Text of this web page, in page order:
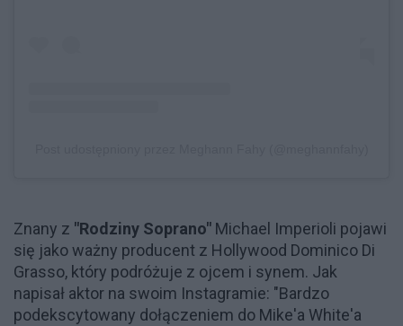
Znany z "Rodziny Soprano" Michael Imperioli pojawi
się jako ważny producent z Hollywood Dominico Di
Grasso, który podróżuje z ojcem i synem. Jak
napisał aktor na swoim Instagramie: "Bardzo
podekscytowany dołączeniem do Mike'a White'a